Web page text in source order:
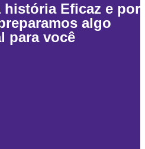
história Eficaz e por
algo
para você